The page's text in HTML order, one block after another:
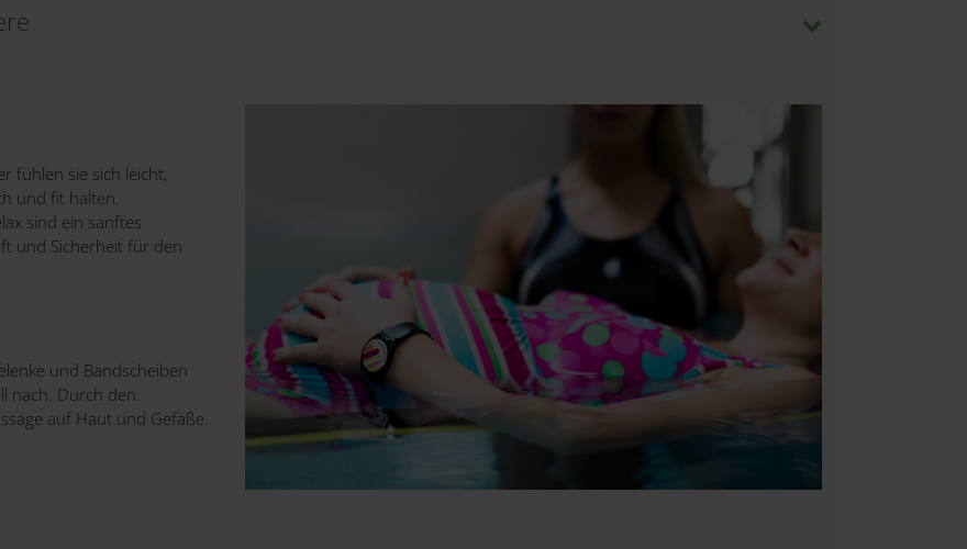
fühlen sie sich leicht,
und fit halten.
sind ein sanftes
und Sicherheit für den
und Bandscheiben
nach. Durch den
auf Haut und Gefäße.